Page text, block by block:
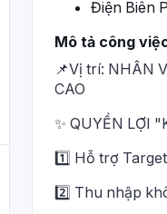
Điện Biên
Mô tả công
📌Vị trí: NHÂN
CAO
✨ QUYỀN LỢI
1️⃣ Hỗ trợ
2️⃣ Thu nhập